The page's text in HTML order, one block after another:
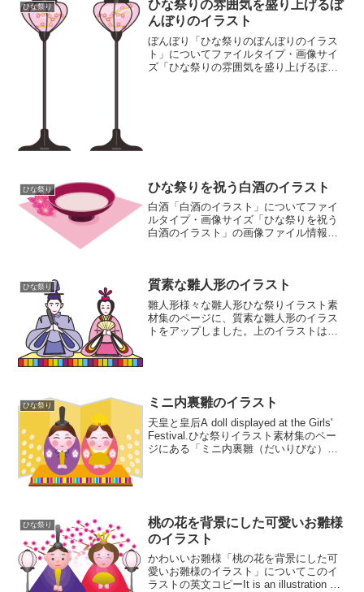
ひな祭り
ひな祭りの雰囲気を盛り上げるぼ
んぼりのイラスト
ぼんぼり「ひな祭りのぼんぼりのイラス
ト」についてファイルタイプ・画像サイ
ズ「ひな祭りの雰囲気を盛り上げるぼん
ひな祭り ひな祭りを祝う白酒のイラスト
白酒「白酒のイラスト」についてファイ
ルタイプ・画像サイズ「ひな祭りを祝う
白酒のイラスト」の画像ファイル情報フ
ひな祭り 質素な雛人形のイラスト
雛人形様々な雛人形ひな祭りイラスト素
材集のページに、質素な雛人形のイラス
トをアップしました。上のイラストは、
ひな祭り ミニ内裏雛のイラスト
天皇と皇后A doll displayed at the Girls'
Festival.ひな祭りイラスト素材集のペー
ジにある「ミニ内裏雛（だいりびな）」
ひな祭り
桃の花を背景にした可愛いお雛様
のイラスト
かわいいお雛様「桃の花を背景にした可
愛いお雛様のイラスト」についてこのイ
ラストの英文コピーIt is an illustration of